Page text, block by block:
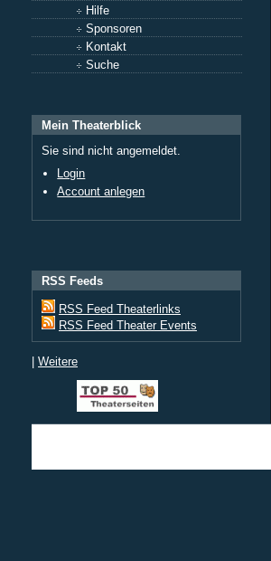
Hilfe
Sponsoren
Kontakt
Suche
Mein Theaterblick
Sie sind nicht angemeldet.
Login
Account anlegen
RSS Feeds
RSS Feed Theaterlinks
RSS Feed Theater Events
| Weitere